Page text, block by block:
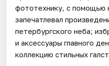
фототехнику, с помощью
запечатлевал
петербургского неба;
и аксессуары главного
коллекцию стильных